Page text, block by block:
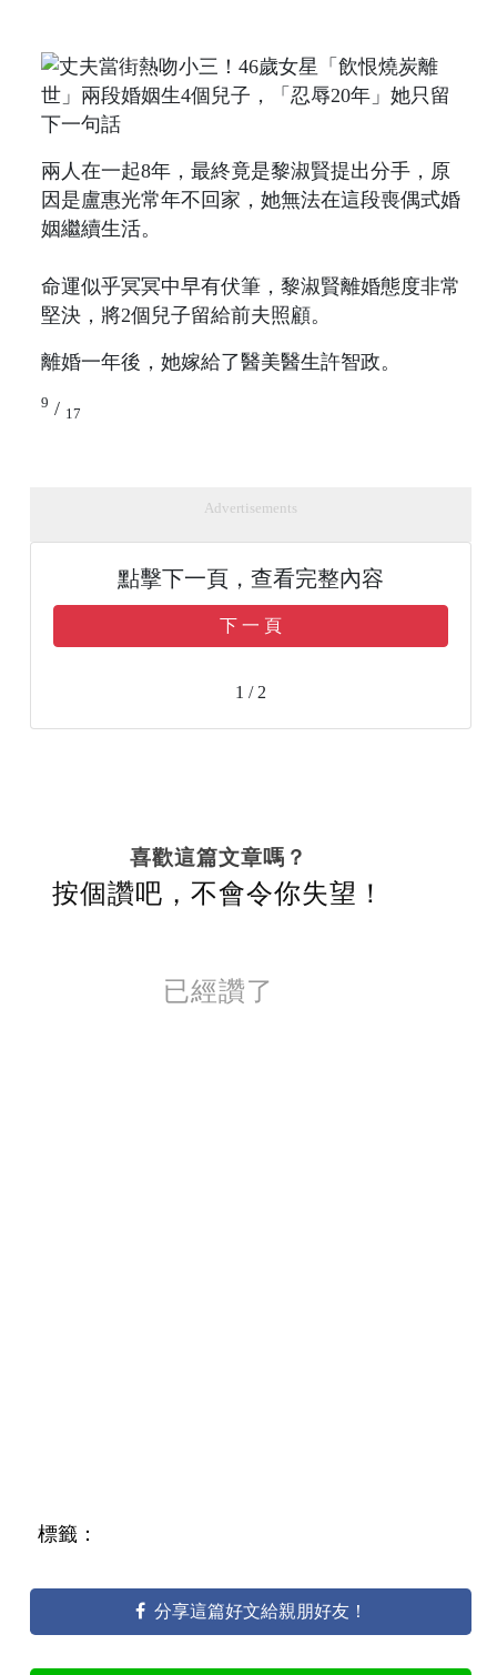
兩人在一起8年，最終竟是黎淑賢提出分手，原
因是盧惠光常年不回家，她無法在這段喪偶式婚
姻繼續生活。
命運似乎冥冥中早有伏筆，黎淑賢離婚態度非常
堅決，將2個兒子留給前夫照顧。
離婚一年後，她嫁給了醫美醫生許智政。
9 / 17
Advertisements
點擊下一頁，查看完整內容
下 一 頁
1 / 2
喜歡這篇文章嗎？
按個讚吧，不會令你失望！
已經讚了
標籤：
分享這篇好文給親朋好友！